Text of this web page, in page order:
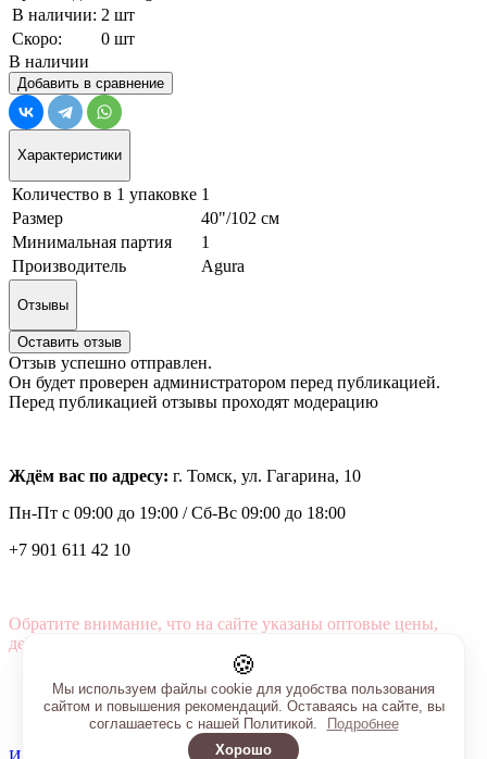
В наличии: 2 шт
Скоро:
0 шт
В наличии
Добавить в сравнение
Характеристики
Количество в 1 упаковке 1
Размер
40"/102 см
Минимальная партия
1
Производитель
Agura
Отзывы
Оставить отзыв
Отзыв успешно отправлен.
Он будет проверен администратором перед публикацией.
Перед публикацией отзывы проходят модерацию
Ждём вас по адресу: г. Томск, ул. Гагарина, 10
Пн-Пт с 09:00 до 19:00 /Сб-Вс 09:00 до 18:00
+7 901 611 42 10
Обратите внимание, что на сайте указаны оптовые цены,
действующие при первом заказе от 3000 рублей.
🍪
Мы используем файлы cookie для удобства пользования
сайтом и повышения рекомендаций. Оставаясь на сайте, вы
соглашаетесь с нашей Политикой.
Подробнее
Хорошо